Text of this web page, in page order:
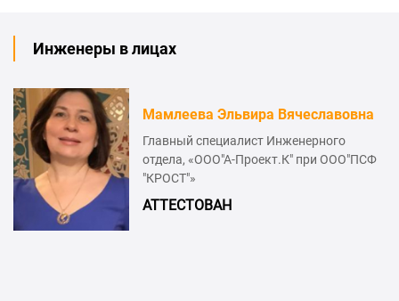
Инженеры в лицах
Мамлеева Эльвира Вячеславовна
Главный специалист Инженерного
отдела, «ООО"А-Проект.К" при ООО"ПСФ
"КРОСТ"»
АТТЕСТОВАН